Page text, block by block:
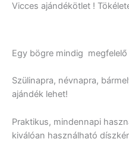
Vicces ajándékötlet !
Egy bögre mindig
Szülinapra, névnapra,
ajándék lehet!
Praktikus, mindennapi
kiválóan használható